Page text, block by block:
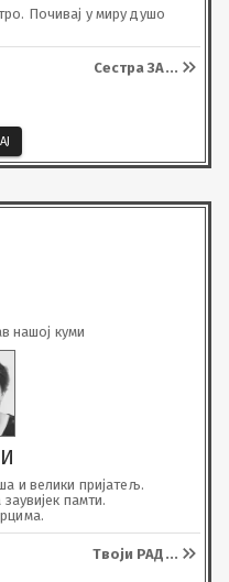
Почивај у миру душо
Сестра ЗА...
нашој куми
и велики пријатељ.
памти.
Твоји РАД ...